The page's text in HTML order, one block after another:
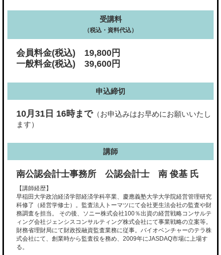
受講料
（税込・資料代込）
会員料金(税込) 19,800円
一般料金(税込) 39,600円
申込締切
10月31日 16時まで（お申込みはお早めにお願いいたし
ます）
講師
南公認会計士事務所 公認会計士 南 俊基 氏
【講師経歴】
早稲田大学政治経済学部経済学科卒業、慶應義塾大学大学院経営管理研究
科修了（経営学修士）。監査法人トーマツにて会社更生法会社の監査や財
務調査を担当。 その後、ソニー株式会社100％出資の経営戦略コンサルテ
ィング会社ジェンシスコンサルティング株式会社にて事業戦略の立案等。
財務省理財局にて財政投融資監査業務に従事。バイオベンチャーのテラ株
式会社にて、創業時から監査役を務め、2009年にJASDAQ市場に上場す
る。